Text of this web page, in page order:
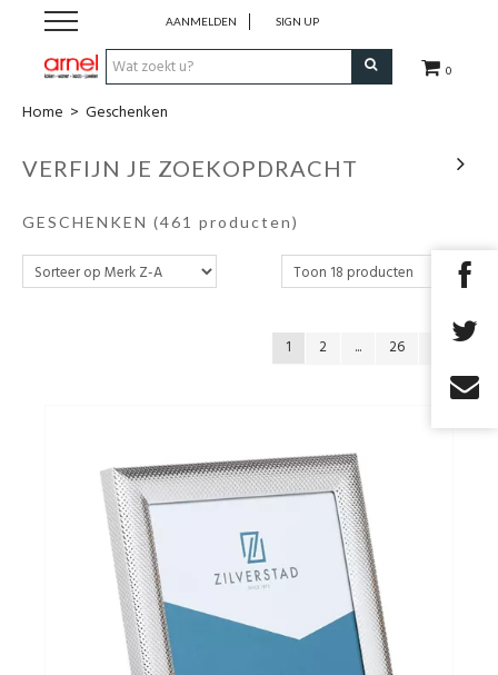
0
AANMELDEN SIGN UP
Koken
Tafel
Cadeaubon
Home > Geschenken
VERFIJN JE ZOEKOPDRACHT
GESCHENKEN (461 producten)
1 2 ... 26